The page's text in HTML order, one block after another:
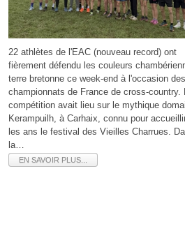
22 athlètes de l'EAC (nouveau record) ont
fièrement défendu les couleurs
terre bretonne ce week-end à l'occasion des
championnats de France de cross-country.
compétition avait lieu sur le mythique
Kerampuilh, à Carhaix, connu pour
les ans le festival des Vieilles Charrues.
la…
EN SAVOIR PLUS...